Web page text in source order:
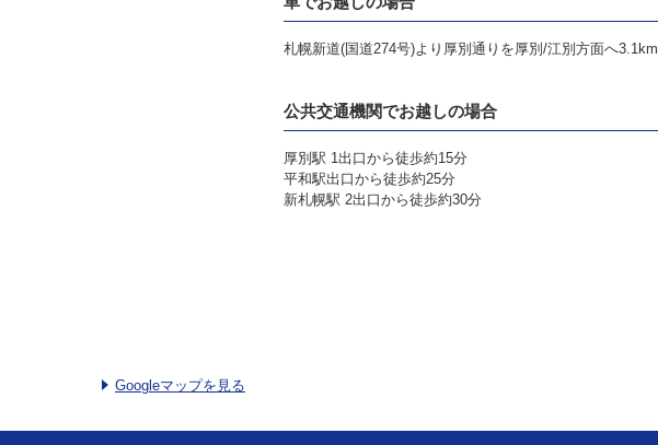
Googleマップを見る
札幌新道(国道274号)より厚別通りを厚別/江別方面へ3.1km
公共交通機関でお越しの場合
厚別駅 1出口から徒歩約15分
平和駅出口から徒歩約25分
新札幌駅 2出口から徒歩約30分